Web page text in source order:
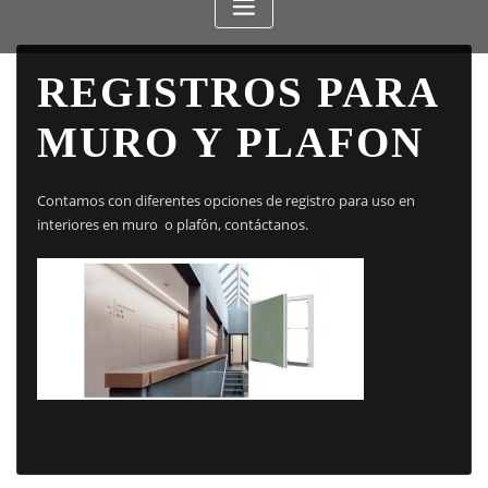
REGISTROS PARA
MURO Y PLAFON
Contamos con diferentes opciones de registro para uso en
interiores en muro o plafón, contáctanos.